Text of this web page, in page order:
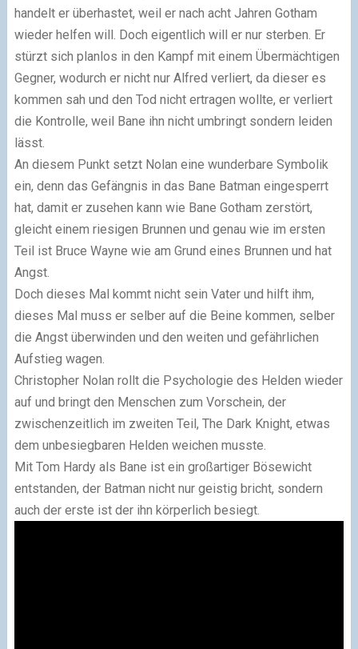
handelt er überhastet, weil er nach acht Jahren Gotham
wieder helfen will. Doch eigentlich will er nur sterben. Er
stürzt sich planlos in den Kampf mit einem Übermächtigen
Gegner, wodurch er nicht nur Alfred verliert, da dieser es
kommen sah und den Tod nicht ertragen wollte, er verliert
die Kontrolle, weil Bane ihn nicht umbringt sondern leiden
lässt.
An diesem Punkt setzt Nolan eine wunderbare Symbolik
ein, denn das Gefängnis in das Bane Batman eingesperrt
hat, damit er zusehen kann wie Bane Gotham zerstört,
gleicht einem riesigen Brunnen und genau wie im ersten
Teil ist Bruce Wayne wie am Grund eines Brunnen und hat
Angst.
Doch dieses Mal kommt nicht sein Vater und hilft ihm,
dieses Mal muss er selber auf die Beine kommen, selber
die Angst überwinden und den weiten und gefährlichen
Aufstieg wagen.
Christopher Nolan rollt die Psychologie des Helden wieder
auf und bringt den Menschen zum Vorschein, der
zwischenzeitlich im zweiten Teil, The Dark Knight, etwas
dem unbesiegbaren Helden weichen musste.
Mit Tom Hardy als Bane ist ein großartiger Bösewicht
entstanden, der Batman nicht nur geistig bricht, sondern
auch der erste ist der ihn körperlich besiegt.